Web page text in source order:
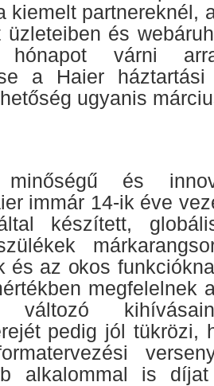
kiemelt partnereknél,
és
várni
a Haier
ugyanis
és
immár 14-ik éve
készített,
és az okos
megfelelnek
változó
pedig jól tükrözi,
alkalommal is